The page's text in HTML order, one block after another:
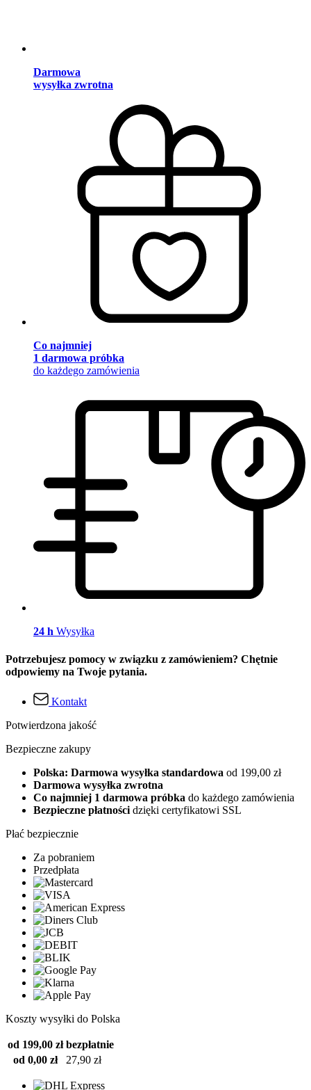
Darmowa
wysyłka zwrotna
Co najmniej
1 darmowa próbka
do każdego zamówienia
24 h Wysyłka
Potrzebujesz pomocy w związku z zamówieniem? Chętnie
odpowiemy na Twoje pytania.
Kontakt
Potwierdzona jakość
Bezpieczne zakupy
Polska: Darmowa wysyłka standardowa od 199,00 zł
Darmowa wysyłka zwrotna
Co najmniej 1 darmowa próbka do każdego zamówienia
Bezpieczne płatności dzięki certyfikatowi SSL
Płać bezpiecznie
Za pobraniem
Przedpłata
Koszty wysyłki do Polska
od 199,00 zł bezpłatnie
od 0,00 zł
27,90 zł